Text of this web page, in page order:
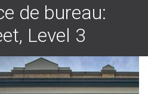
de bureau:
Level 3